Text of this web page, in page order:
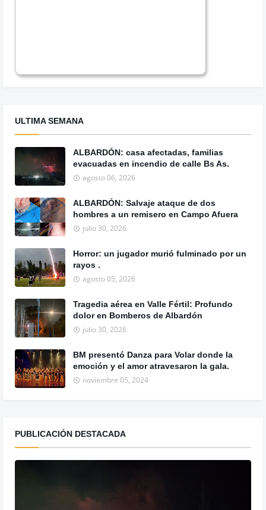
ULTIMA SEMANA
ALBARDÓN: casa afectadas, familias
evacuadas en incendio de calle Bs As.
agosto 06, 2026
ALBARDÓN: Salvaje ataque de dos
hombres a un remisero en Campo Afuera
julio 30, 2026
Horror: un jugador murió fulminado por un
rayos .
agosto 05, 2026
Tragedia aérea en Valle Fértil: Profundo
dolor en Bomberos de Albardón
julio 30, 2026
BM presentó Danza para Volar donde la
emoción y el amor atravesaron la gala.
noviembre 05, 2024
PUBLICACIÓN DESTACADA